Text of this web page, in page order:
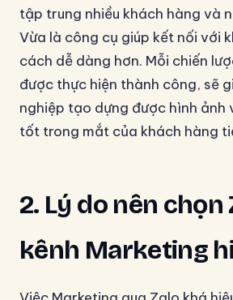
tập trung nhiều khách hàng và
Vừa là công cụ giúp kết nối với
cách dễ dàng hơn. Mỗi chiến
được thực hiện thành công, sẽ
nghiệp tạo dựng được hình ảnh
tốt trong mắt của khách hàng
2. Lý do nên chọn
kênh Marketing